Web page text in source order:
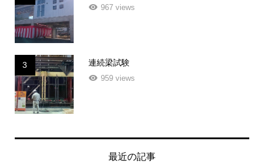
967 views
3 連続梁試験
959 views
最近の記事